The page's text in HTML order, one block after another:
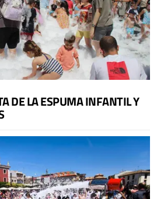
DE LA ESPUMA INFANTIL Y